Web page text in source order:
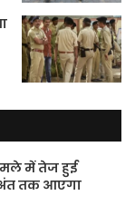
में तेज हुई
अंत तक आएगा